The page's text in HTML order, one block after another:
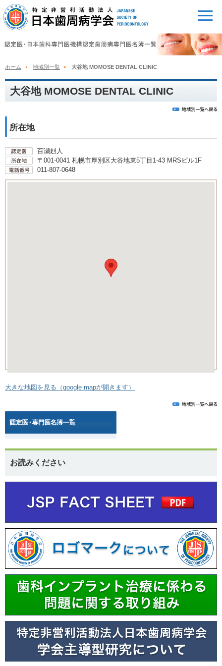
ホーム 地域別一覧 大谷地 MOMOSE DENTAL CLINIC
大谷地 MOMOSE DENTAL CLINIC
所在地
百瀬赳人
〒001-0041 札幌市厚別区大谷地東5丁目1-43 MRSビル1F
011-807-0648
大きな地図を見る（google mapが開きます）
お読みください